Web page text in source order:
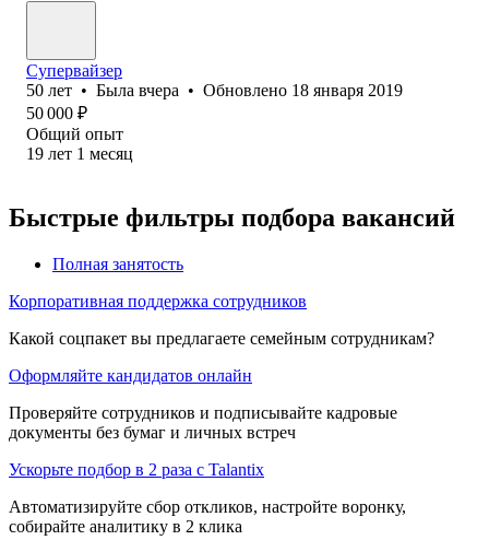
Супервайзер
50 лет • Была вчера • Обновлено 18 января 2019
50 000 ₽
Общий опыт
19 лет 1 месяц
Быстрые фильтры подбора вакансий
Полная занятость
Корпоративная поддержка сотрудников
Какой соцпакет вы предлагаете семейным сотрудникам?
Оформляйте кандидатов онлайн
Проверяйте сотрудников и подписывайте кадровые
документы без бумаг и личных встреч
Ускорьте подбор в 2 раза с Talantix
Автоматизируйте сбор откликов, настройте воронку,
собирайте аналитику в 2 клика